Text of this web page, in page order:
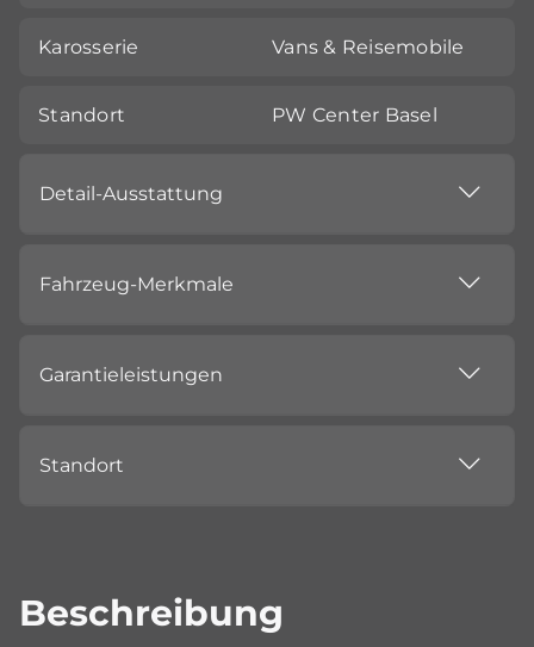
Karosserie Vans & Reisemobile
Standort PW Center Basel
Detail-Ausstattung
Fahrzeug-Merkmale
Garantieleistungen
Standort
Beschreibung